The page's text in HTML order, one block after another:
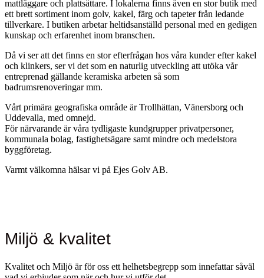
mattläggare och plattsättare. I lokalerna finns även en stor butik med
ett brett sortiment inom golv, kakel, färg och tapeter från ledande
tillverkare. I butiken arbetar heltidsanställd personal med en gedigen
kunskap och erfarenhet inom branschen.
Då vi ser att det finns en stor efterfrågan hos våra kunder efter kakel
och klinkers, ser vi det som en naturlig utveckling att utöka vår
entreprenad gällande keramiska arbeten så som
badrumsrenoveringar mm.
Vårt primära geografiska område är Trollhättan, Vänersborg och
Uddevalla, med omnejd.
För närvarande är våra tydligaste kundgrupper privatpersoner,
kommunala bolag, fastighetsägare samt mindre och medelstora
byggföretag.
Varmt välkomna hälsar vi på Ejes Golv AB.
Miljö & kvalitet
Kvalitet och Miljö är för oss ett helhetsbegrepp som innefattar såväl